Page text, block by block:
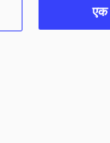
एक